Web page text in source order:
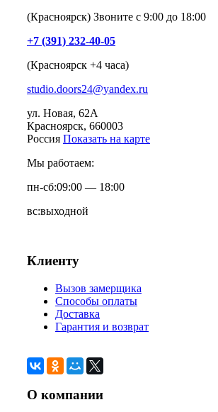
(Красноярск) Звоните с 9:00 до 18:00
+7 (391) 232-40-05
(Красноярск +4 часа)
studio.doors24@yandex.ru
ул. Новая, 62А
Красноярск, 660003
Россия Показать на карте
Мы работаем:
пн-сб:09:00 — 18:00
вс:выходной
Клиенту
Вызов замерщика
Способы оплаты
Доставка
Гарантия и возврат
О компании